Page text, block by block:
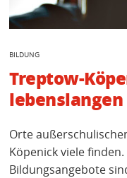
BILDUNG
Treptow-
Orte
Köpenick viele
Bildungsangebote